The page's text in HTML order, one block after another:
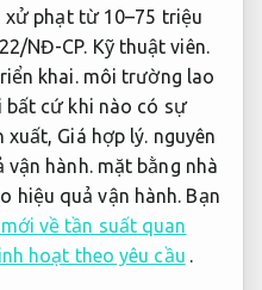
phạt từ 10–75 triệu
NĐ-CP. Kỹ thuật viên.
khai.môi trường lao
bất cứ khi nào có sự
xuất, Giá hợp lý. nguyên
vận hành.mặt bằng nhà
hiệu quả vận hành. Bạn
về tần suất quan
hoạt theo yêu cầu .